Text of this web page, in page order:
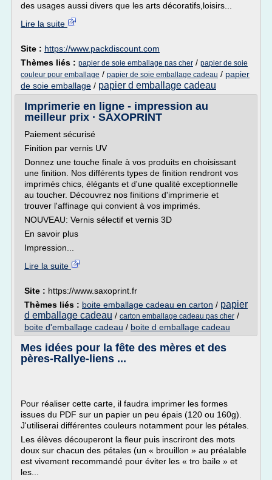
des usages aussi divers que les arts décoratifs,loisirs...
Lire la suite
Site : https://www.packdiscount.com
Thèmes liés : papier de soie emballage pas cher / papier de soie
couleur pour emballage / papier de soie emballage cadeau / papier
de soie emballage / papier d emballage cadeau
Imprimerie en ligne - impression au
meilleur prix ∙ SAXOPRINT
Paiement sécurisé
Finition par vernis UV
Donnez une touche finale à vos produits en choisissant
une finition. Nos différents types de finition rendront vos
imprimés chics, élégants et d'une qualité exceptionnelle
au toucher. Découvrez nos finitions d'imprimerie et
trouver l'affinage qui convient à vos imprimés.
NOUVEAU: Vernis sélectif et vernis 3D
En savoir plus
Impression...
Lire la suite
Site : https://www.saxoprint.fr
Thèmes liés : boite emballage cadeau en carton / papier
d emballage cadeau / carton emballage cadeau pas cher /
boite d'emballage cadeau / boite d emballage cadeau
Mes idées pour la fête des mères et des
pères-Rallye-liens ...
Pour réaliser cette carte, il faudra imprimer les formes
issues du PDF sur un papier un peu épais (120 ou 160g).
J'utiliserai différentes couleurs notamment pour les pétales.
Les élèves découperont la fleur puis inscriront des mots
doux sur chacun des pétales (un « brouillon » au préalable
est vivement recommandé pour éviter les « tro baile » et
les...